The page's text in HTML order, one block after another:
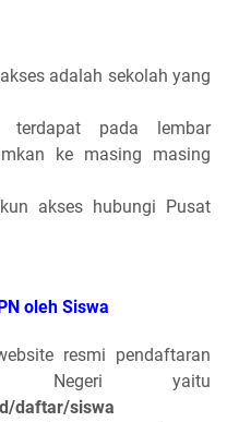
adalah sekolah yang
terdapat pada lembar
ke masing masing
akses hubungi Pusat
oleh Siswa
resmi pendaftaran
Negeri yaitu
daftar/siswa